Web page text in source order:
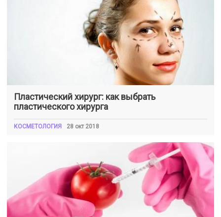
Пластический хирург: как выбрать
пластического хирурга
КОСМЕТОЛОГИЯ 28 окт 2018